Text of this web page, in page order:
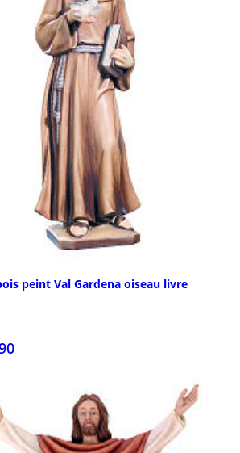
peint Val Gardena oiseau livre